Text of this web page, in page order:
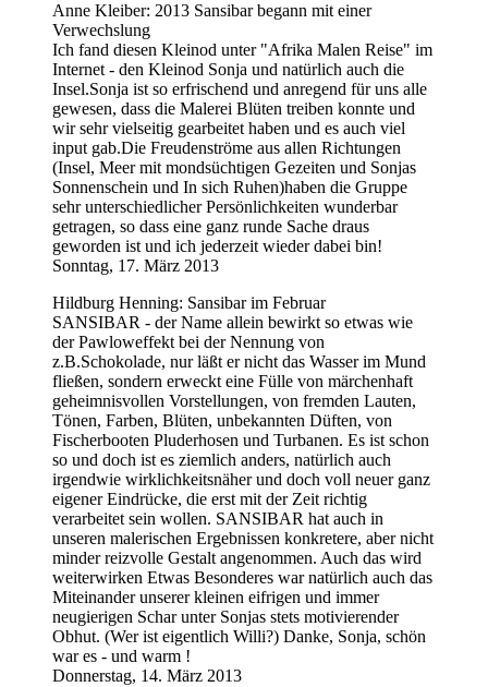
Anne Kleiber: 2013 Sansibar begann mit einer
Verwechslung
Ich fand diesen Kleinod unter "Afrika Malen Reise" im
Internet - den Kleinod Sonja und natürlich auch die
Insel.Sonja ist so erfrischend und anregend für uns alle
gewesen, dass die Malerei Blüten treiben konnte und
wir sehr vielseitig gearbeitet haben und es auch viel
input gab.Die Freudenströme aus allen Richtungen
(Insel, Meer mit mondsüchtigen Gezeiten und Sonjas
Sonnenschein und In sich Ruhen)haben die Gruppe
sehr unterschiedlicher Persönlichkeiten wunderbar
getragen, so dass eine ganz runde Sache draus
geworden ist und ich jederzeit wieder dabei bin!
Sonntag, 17. März 2013
Hildburg Henning: Sansibar im Februar
SANSIBAR - der Name allein bewirkt so etwas wie
der Pawloweffekt bei der Nennung von
z.B.Schokolade, nur läßt er nicht das Wasser im Mund
fließen, sondern erweckt eine Fülle von märchenhaft
geheimnisvollen Vorstellungen, von fremden Lauten,
Tönen, Farben, Blüten, unbekannten Düften, von
Fischerbooten Pluderhosen und Turbanen. Es ist schon
so und doch ist es ziemlich anders, natürlich auch
irgendwie wirklichkeitsnäher und doch voll neuer ganz
eigener Eindrücke, die erst mit der Zeit richtig
verarbeitet sein wollen. SANSIBAR hat auch in
unseren malerischen Ergebnissen konkretere, aber nicht
minder reizvolle Gestalt angenommen. Auch das wird
weiterwirken Etwas Besonderes war natürlich auch das
Miteinander unserer kleinen eifrigen und immer
neugierigen Schar unter Sonjas stets motivierender
Obhut. (Wer ist eigentlich Willi?) Danke, Sonja, schön
war es - und warm !
Donnerstag, 14. März 2013